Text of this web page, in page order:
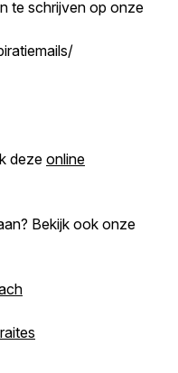
te schrijven op onze
deze online
Bekijk ook onze